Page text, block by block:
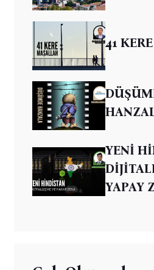
41
YENİ
YAPAY